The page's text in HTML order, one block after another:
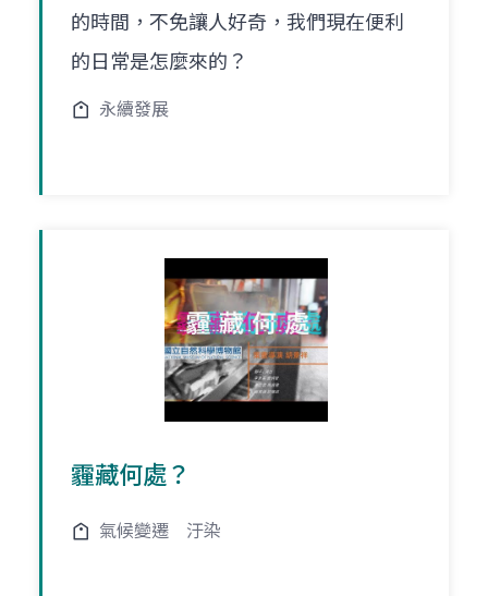
的時間，不免讓人好奇，我們現在便利
的日常是怎麼來的？
永續發展
霾藏何處？
氣候變遷 汙染